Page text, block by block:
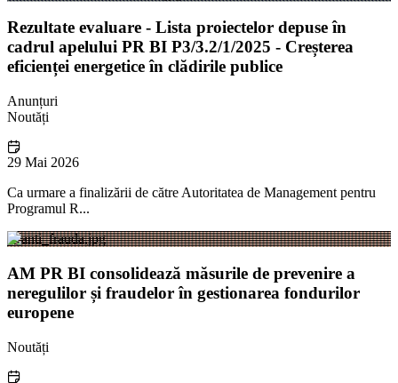
Rezultate evaluare - Lista proiectelor depuse în
cadrul apelului PR BI P3/3.2/1/2025 - Creșterea
eficienței energetice în clădirile publice
Anunțuri
Noutăți
29 Mai 2026
Ca urmare a finalizării de către Autoritatea de Management pentru
Programul R...
AM PR BI consolidează măsurile de prevenire a
neregulilor și fraudelor în gestionarea fondurilor
europene
Noutăți